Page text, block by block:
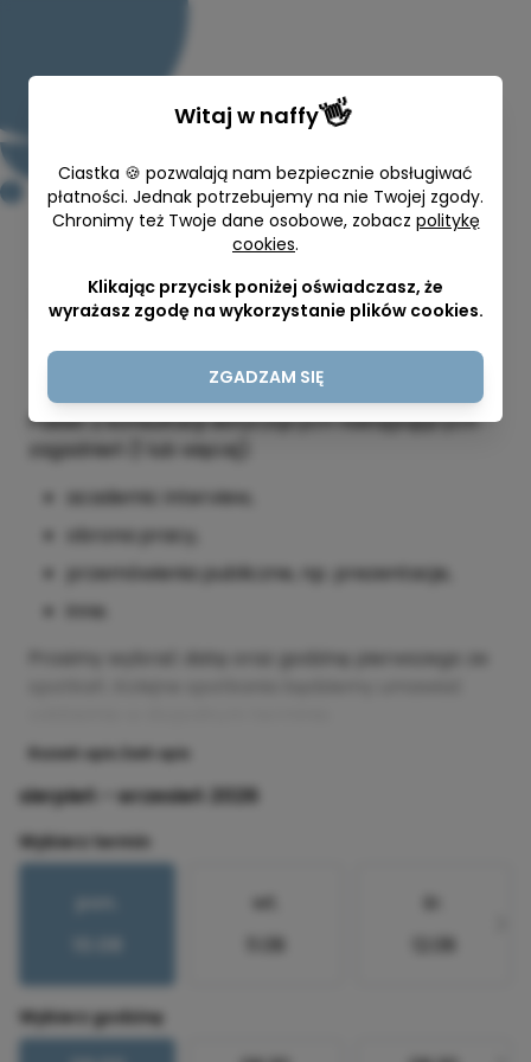
Pakiet: 2 konsultacje 45 minut
Jasmina Kasenko
45 min
430,00 zł
Pakiet 2 konsultacji dotyczących następujących
zagadnień (1 lub więcej):
academic interview,
obrona pracy,
przemówienia publiczne, np. prezentacje,
inne.
Rozwiń opis Zwiń opis
sierpień - wrzesień 2026
Wybierz termin
wt.
Wybierz godzinę
Witaj w naffy👋
Ciastka 🍪 pozwalają nam bezpiecznie obsługiwać
płatności. Jednak potrzebujemy na nie Twojej zgody.
Chronimy też Twoje dane osobowe, zobacz politykę
cookies.
Klikając przycisk poniżej oświadczasz, że
wyrażasz zgodę na wykorzystanie plików cookies.
ZGADZAM SIĘ